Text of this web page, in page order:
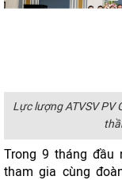
Lực lượng ATVSV PV
Trong 9 tháng đầu
tham gia cùng